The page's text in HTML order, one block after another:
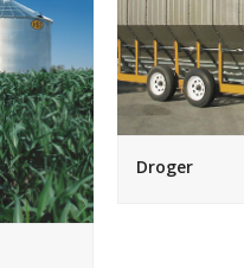
Droger